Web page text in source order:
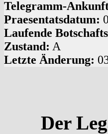
Telegramm-
Praesentatsdatum:
Laufende
Zustand: A
Letzte Änderung:
Der